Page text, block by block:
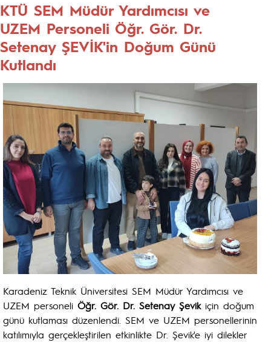
KTÜ SEM Müdür Yardımcısı ve
UZEM Personeli Öğr. Gör. Dr.
Setenay ŞEVİK'in Doğum Günü
Kutlandı
Karadeniz Teknik Üniversitesi SEM Müdür Yardımcısı ve
UZEM personeli Öğr. Gör. Dr. Setenay Şevikiçin doğum
günü kutlaması düzenlendi. SEM ve UZEM personellerinin
katılımıyla gerçekleştirilen etkinlikte Dr. Şevik'e iyi dilekler